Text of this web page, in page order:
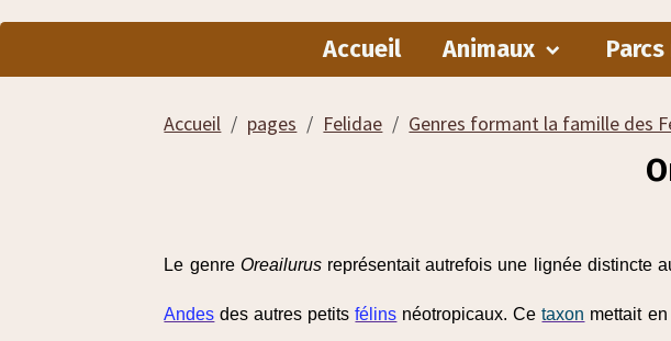
Accueil Animaux
Accueil pages Felidae Genres formant la famille des
Le genre Oreailurusreprésentait autrefois une lignée distincte
Andes des autres petitsfélins néotropicaux. Cetaxon mettait